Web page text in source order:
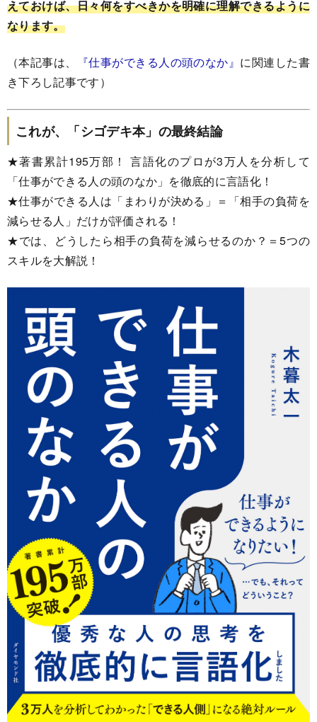
えておけば、日々何をすべきかを明確に理解できるように
なります。
（本記事は、 『仕事ができる人の頭のなか』 に関連した書
き下ろし記事です）
これが、「シゴデキ本」の最終結論
★著書累計195万部！ 言語化のプロが3万人を分析して
「仕事ができる人の頭のなか」を徹底的に言語化！
★仕事ができる人は「まわりが決める」＝「相手の負荷を
減らせる人」だけが評価される！
★では、どうしたら相手の負荷を減らせるのか？＝5つの
スキルを大解説！